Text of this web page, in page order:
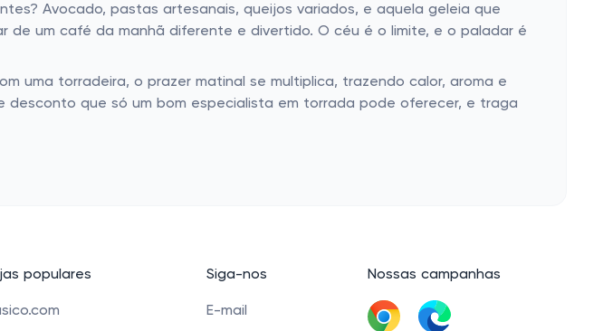
Avocado, pastas artesanais, queijos variados, e aquela geleia que
um café da manhã diferente e divertido. O céu é o limite, e o paladar é
uma torradeira, o prazer matinal se multiplica, trazendo calor, aroma e
desconto que só um bom especialista em torrada pode oferecer, e traga
populares Siga-nos
E-mail
Nossas campanhas